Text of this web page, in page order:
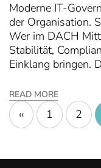
Moderne IT-
der Organisation.
Wer im DACH
Stabilität,
Einklang bringen.
READ MORE
‹‹ 1 2